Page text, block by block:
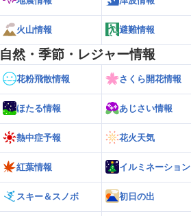
火山情報 避難情報
自然・季節・レジャー情報
花粉飛散情報 さくら開花情報
ほたる情報 あじさい情報
熱中症予報 花火天気
紅葉情報 イルミネーション
スキー＆スノボ 初日の出